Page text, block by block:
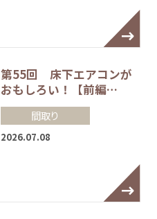
第55回 床下エアコンが
おもしろい！【前編…
間取り
2026.07.08